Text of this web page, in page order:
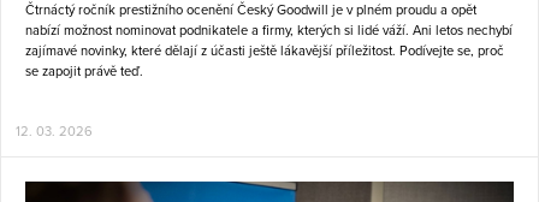
Čtrnáctý ročník prestižního ocenění Český Goodwill je v plném proudu a opět
nabízí možnost nominovat podnikatele a firmy, kterých si lidé váží. Ani letos nechybí
zajímavé novinky, které dělají z účasti ještě lákavější příležitost. Podívejte se, proč
se zapojit právě teď.
12. 03. 2026